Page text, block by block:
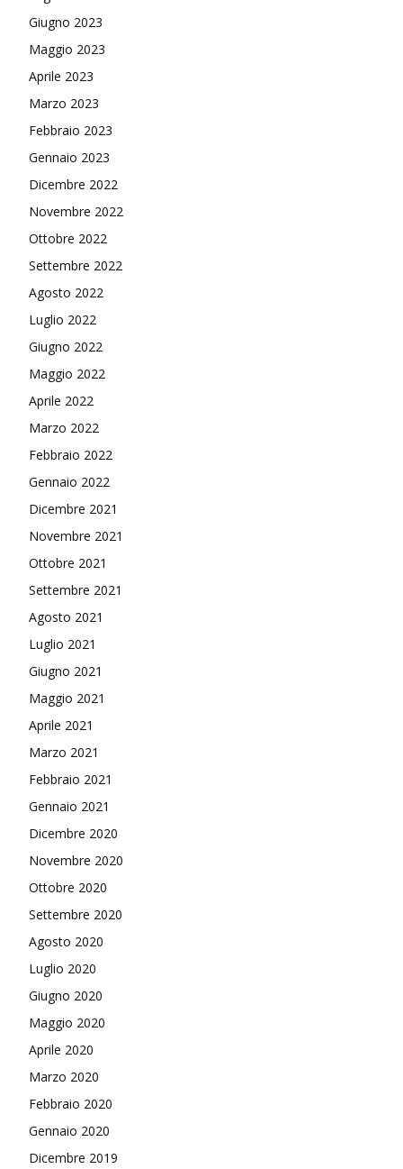
Giugno 2023
Maggio 2023
Aprile 2023
Marzo 2023
Febbraio 2023
Gennaio 2023
Dicembre 2022
Novembre 2022
Ottobre 2022
Settembre 2022
Agosto 2022
Luglio 2022
Giugno 2022
Maggio 2022
Aprile 2022
Marzo 2022
Febbraio 2022
Gennaio 2022
Dicembre 2021
Novembre 2021
Ottobre 2021
Settembre 2021
Agosto 2021
Luglio 2021
Giugno 2021
Maggio 2021
Aprile 2021
Marzo 2021
Febbraio 2021
Gennaio 2021
Dicembre 2020
Novembre 2020
Ottobre 2020
Settembre 2020
Agosto 2020
Luglio 2020
Giugno 2020
Maggio 2020
Aprile 2020
Marzo 2020
Febbraio 2020
Gennaio 2020
Dicembre 2019